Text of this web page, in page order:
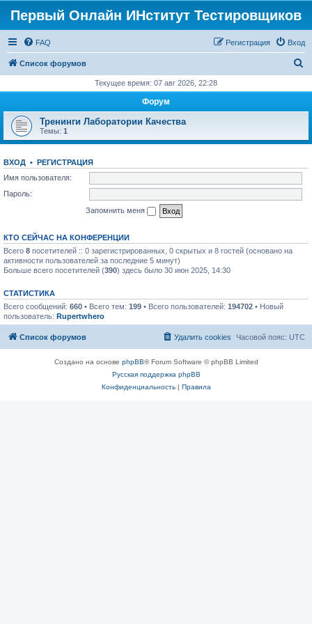
Первый Онлайн ИНститут Тестировщиков
FAQ Вход
Регистрация
Список форумов
с
Текущее время: 07 авг 2026, 22:28
Форум
Тренинги Лаборатории Качества
Темы: 1
ВХОД • РЕГИСТРАЦИЯ
Имя пользователя:
Пароль:
Запомнить меня
КТО СЕЙЧАС НА КОНФЕРЕНЦИИ
Всего 8 посетителей :: 0 зарегистрированных, 0 скрытых и 8 гостей (основано на
активности пользователей за последние 5 минут)
Больше всего посетителей (390) здесь было 30 июн 2025, 14:30
СТАТИСТИКА
Всего сообщений: 660 • Всего тем: 199 • Всего пользователей: 194702 • Новый
пользователь: Rupertwhero
Список форумов Часовой пояс: UTC
Удалить cookies
Создано на основе phpBB® Forum Software © phpBB Limited
Русская поддержка phpBB
Конфиденциальность| Правила